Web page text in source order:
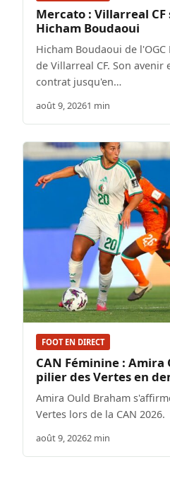
Mercato : Villarreal CF
Hicham Boudaoui
Hicham Boudaoui de
de Villarreal CF. Son
contrat jusqu'en…
août 9, 20261 min
FOOT EN DIRECT
CAN Féminine : Amira
pilier des Vertes en
Amira Ould Braham
Vertes lors de la CAN 2026.
août 9, 20262 min